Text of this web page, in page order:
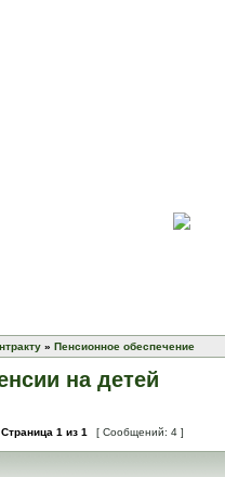
» Пенсионное обеспечение
на детей
Страница 1 из 1 [ Сообщений: 4 ]